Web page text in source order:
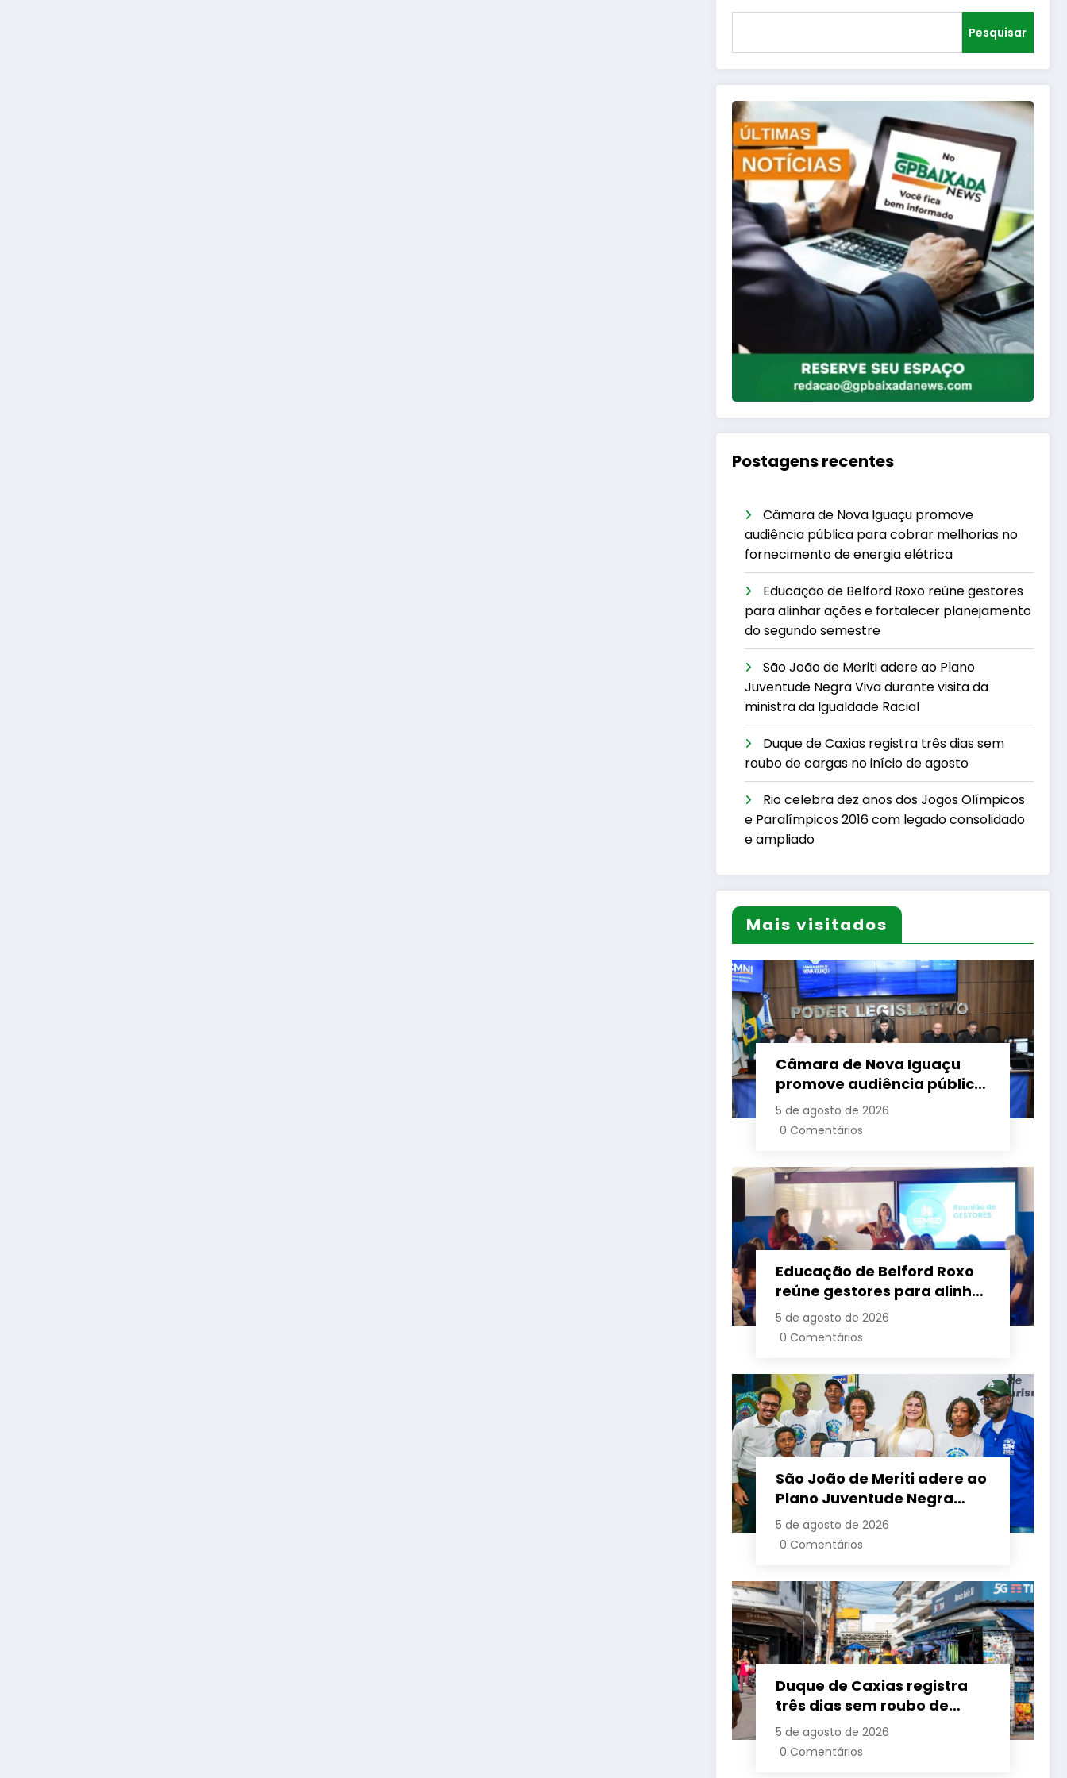
Pesquisar
Postagens recentes
Câmara de Nova Iguaçu promove
audiência pública para cobrar melhorias no
fornecimento de energia elétrica
Educação de Belford Roxo reúne gestores
para alinhar ações e fortalecer planejamento
do segundo semestre
São João de Meriti adere ao Plano
Juventude Negra Viva durante visita da
ministra da Igualdade Racial
Duque de Caxias registra três dias sem
roubo de cargas no início de agosto
Rio celebra dez anos dos Jogos Olímpicos
e Paralímpicos 2016 com legado consolidado
e ampliado
Mais visitados
Câmara de Nova Iguaçu
promove audiência pública
para cobrar melhorias no
fornecimento de energia
5 de agosto de 2026
0 Comentários
Educação de Belford Roxo
reúne gestores para alinhar
ações e fortalecer
planejamento do segundo
5 de agosto de 2026
0 Comentários
São João de Meriti adere ao
Plano Juventude Negra
Viva durante visita da
ministra da Igualdade
5 de agosto de 2026
0 Comentários
Duque de Caxias registra
três dias sem roubo de
cargas no início de agosto
5 de agosto de 2026
0 Comentários